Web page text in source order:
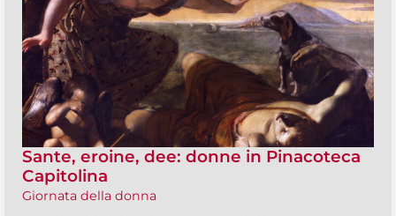
Sante, eroine, dee: donne in Pinacoteca
Capitolina
Giornata della donna